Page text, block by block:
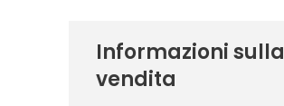
Informazioni sulla
vendita